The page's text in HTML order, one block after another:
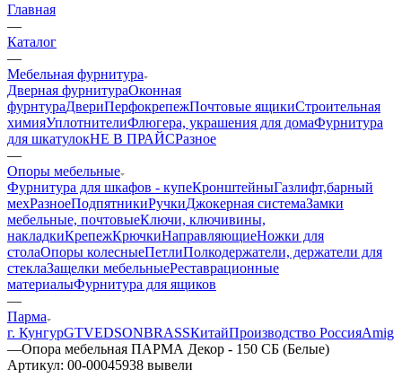
Главная
—
Каталог
—
Мебельная фурнитура
Дверная фурнитураОконная
фурнтураДвериПерфокрепежПочтовые ящикиСтроительная
химияУплотнителиФлюгера, украшения для домаФурнитура
для шкатулокНЕ В ПРАЙСРазное
—
Опоры мебельные
Фурнитура для шкафов - купеКронштейныГазлифт,барный
мехРазноеПодпятникиРучкиДжокерная системаЗамки
мебельные, почтовыеКлючи, ключивины,
накладкиКрепежКрючкиНаправляющиеНожки для
столаОпоры колесныеПетлиПолкодержатели, держатели для
стеклаЗащелки мебельныеРеставрационные
материалыФурнитура для ящиков
—
Парма
г. КунгурGTVEDSONBRASSКитайПроизводство РоссияAmig
—Опора мебельная ПАРМА Декор - 150 СБ (Белые)
Артикул: 00-00045938 вывели